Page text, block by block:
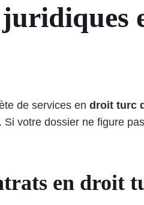
juridiques
de services en droit turc
votre dossier ne figure
en droit